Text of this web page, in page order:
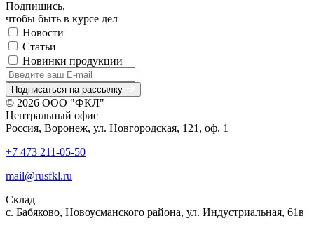
Подпишись,
чтобы быть в курсе дел
Новости
Статьи
Новинки продукции
Подписаться на рассылку
© 2026 ООО "ФКЛ"
Центральный офис
Россия, Воронеж, ул. Новгородская, 121, оф. 1
+7 473 211-05-50
mail@rusfkl.ru
Склад
с. Бабяково, Новоусманского района, ул. Индустриальная, 61в